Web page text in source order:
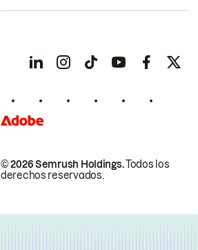
© 2026 Semrush Holdings.Todos los
derechos reservados.